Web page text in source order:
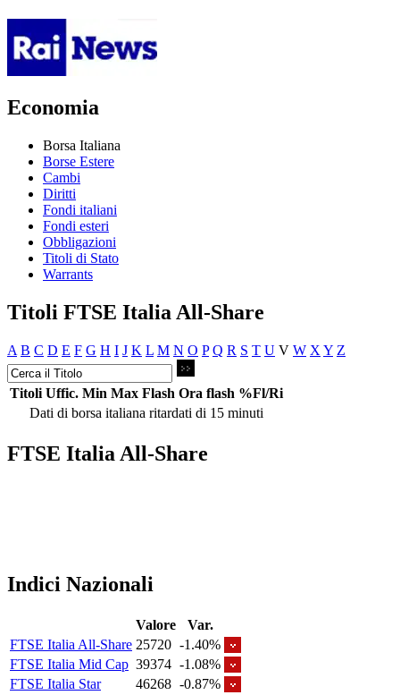
Economia
Borsa Italiana
Borse Estere
Cambi
Diritti
Fondi italiani
Fondi esteri
Obbligazioni
Titoli di Stato
Warrants
Titoli FTSE Italia All-Share
A B C D E F G H I J K L M N O P Q R S T U V W X Y Z
Titoli Uffic. Min Max Flash Ora flash %Fl/Ri
Dati di borsa italiana ritardati di 15 minuti
FTSE Italia All-Share
Indici Nazionali
Valore
Var.
FTSE Italia All-Share 25720 -1.40%
FTSE Italia Mid Cap 39374 -1.08%
FTSE Italia Star
46268 -0.87%